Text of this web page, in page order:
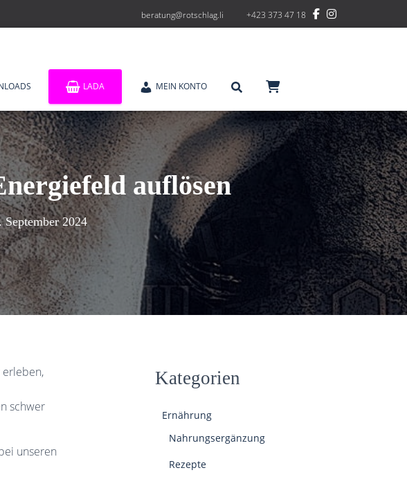
beratung@rotschlag.li +423 373 47 18
LADA MEIN KONTO
auflösen
September 2024
erleben,
schwer
unseren
Kategorien
Ernährung
Nahrungsergänzung
Rezepte